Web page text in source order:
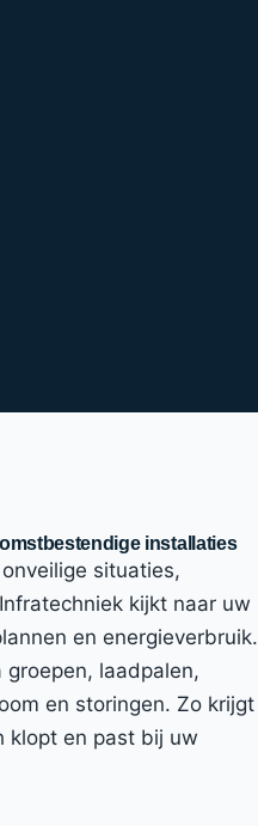
installaties
situaties,
kijkt naar uw
en energieverbruik.
laadpalen,
en storingen. Zo krijgt
klopt en past bij uw